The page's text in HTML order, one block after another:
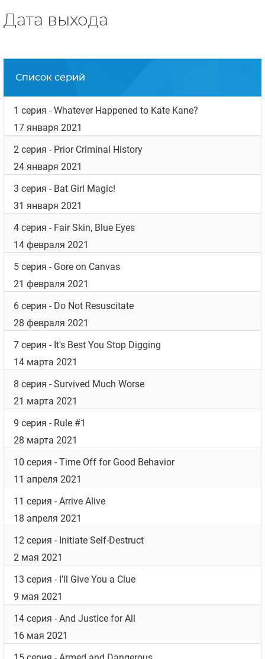
Дата выхода
Список серий
1 серия - Whatever Happened to Kate Kane?
17 января 2021
2 серия - Prior Criminal History
24 января 2021
3 серия - Bat Girl Magic!
31 января 2021
4 серия - Fair Skin, Blue Eyes
14 февраля 2021
5 серия - Gore on Canvas
21 февраля 2021
6 серия - Do Not Resuscitate
28 февраля 2021
7 серия - It's Best You Stop Digging
14 марта 2021
8 серия - Survived Much Worse
21 марта 2021
9 серия - Rule #1
28 марта 2021
10 серия - Time Off for Good Behavior
11 апреля 2021
11 серия - Arrive Alive
18 апреля 2021
12 серия - Initiate Self-Destruct
2 мая 2021
13 серия - I'll Give You a Clue
9 мая 2021
14 серия - And Justice for All
16 мая 2021